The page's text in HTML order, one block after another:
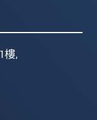
樓,